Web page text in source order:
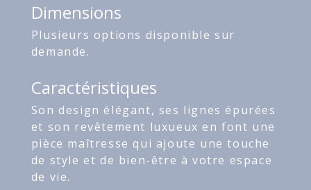
Dimensions
Plusieurs options disponible sur
demande.
Caractéristiques
Son design élégant, ses lignes épurées
et son revêtement luxueux en font une
pièce maîtresse qui ajoute une touche
de style et de bien-être à votre espace
de vie.